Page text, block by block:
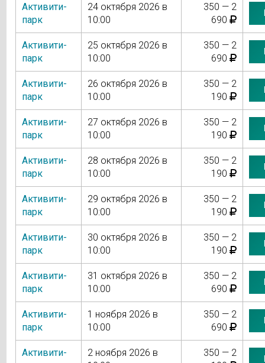
Активити-
парк
24 октября 2026 в
10:00
350 — 2
690
Активити-
парк
25 октября 2026 в
10:00
350 — 2
690
Активити-
парк
26 октября 2026 в
10:00
350 — 2
190
Активити-
парк
27 октября 2026 в
10:00
350 — 2
190
Активити-
парк
28 октября 2026 в
10:00
350 — 2
190
Активити-
парк
29 октября 2026 в
10:00
350 — 2
190
Активити-
парк
30 октября 2026 в
10:00
350 — 2
190
Активити-
парк
31 октября 2026 в
10:00
350 — 2
690
Активити-
парк
1 ноября 2026 в
10:00
350 — 2
690
Активити-
2 ноября 2026 в
350 — 2